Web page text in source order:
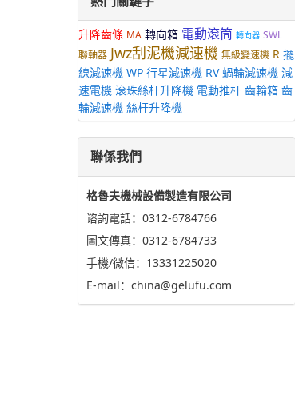
升降齒條 MA 轉向箱 電動滾筒 轉向器 SWL
聯軸器 Jwz刮泥機減速機 無級變速機 R 擺
線減速機 WP 行星減速機 RV 蝸輪減速機 減
速電機 滾珠絲杆升降機 電動推杆 齒輪箱 齒
輪減速機 絲杆升降機
聯係我們
格魯夫機械設備製造有限公司
谘詢電話：0312-6784766
圖文傳真：0312-6784733
手機/微信：13331225020
E-mail：china@gelufu.com